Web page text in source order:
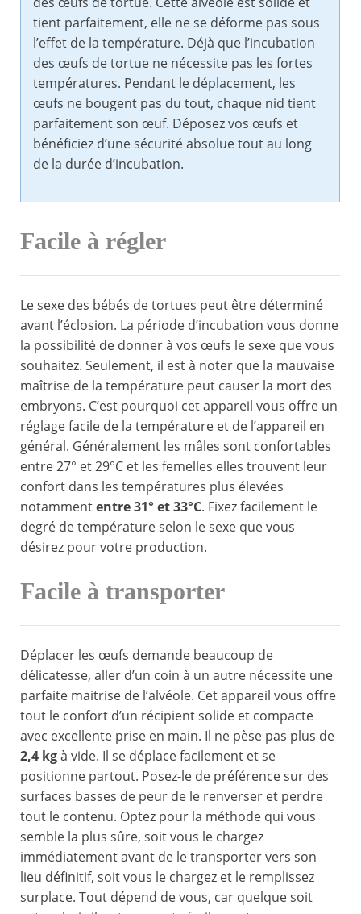
tient parfaitement, elle ne se déforme pas sous
l’effet de la température. Déjà que l’incubation
des œufs de tortue ne nécessite pas les fortes
températures. Pendant le déplacement, les
œufs ne bougent pas du tout, chaque nid tient
parfaitement son œuf. Déposez vos œufs et
bénéficiez d’une sécurité absolue tout au long
de la durée d’incubation.
Facile à régler
Le sexe des bébés de tortues peut être déterminé
avant l’éclosion. La période d’incubation vous donne
la possibilité de donner à vos œufs le sexe que vous
souhaitez. Seulement, il est à noter que la mauvaise
maîtrise de la température peut causer la mort des
embryons. C’est pourquoi cet appareil vous offre un
réglage facile de la température et de l’appareil en
général. Généralement les mâles sont confortables
entre 27° et 29°C et les femelles elles trouvent leur
confort dans les températures plus élevées
notammententre31° et 33°C. Fixez facilement le
degré de température selon le sexe que vous
désirez pour votre production.
Facile à transporter
Déplacer les œufs demande beaucoup de
délicatesse, aller d’un coin à un autre nécessite une
parfaite maitrise de l’alvéole. Cet appareil vous offre
tout le confort d’un récipient solide et compacte
avec excellente prise en main. Il ne pèse pas plus de
2,4 kgà vide. Il se déplace facilement et se
positionne partout. Posez-le de préférence sur des
surfaces basses de peur de le renverser et perdre
tout le contenu. Optez pour la méthode qui vous
semble la plus sûre, soit vous le chargez
immédiatement avant de le transporter vers son
lieu définitif, soit vous le chargez et le remplissez
surplace. Tout dépend de vous, car quelque soit